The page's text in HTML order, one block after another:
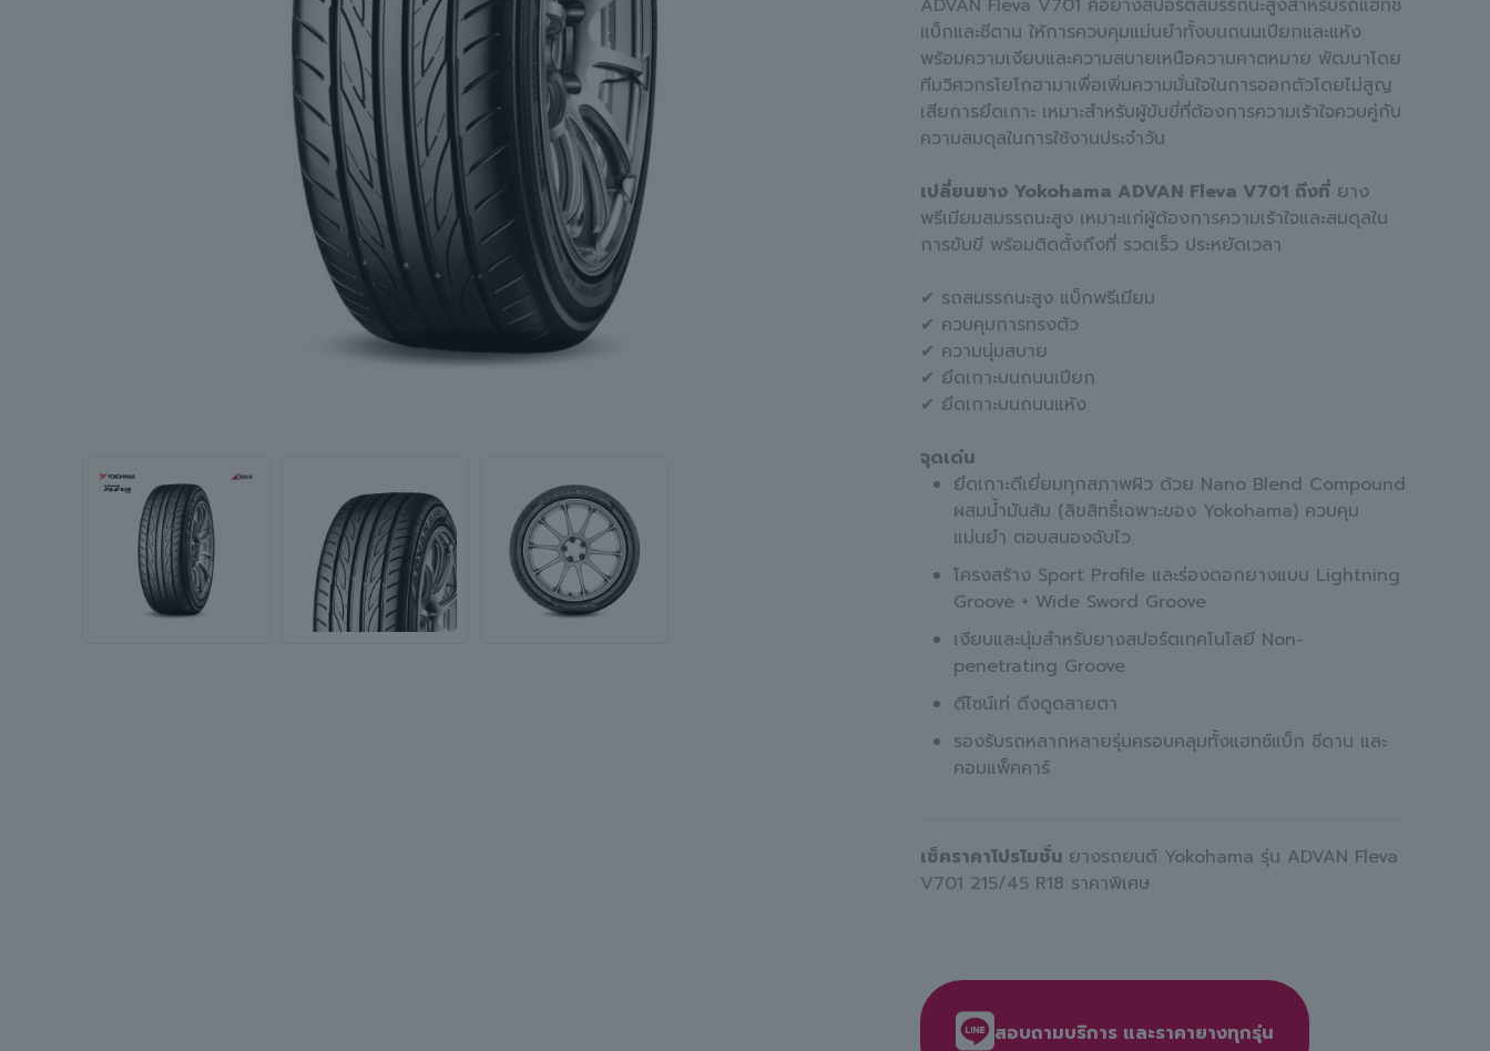
ADVAN Fleva V701 คือยางสปอร์ตสมรรถนะสูงสำหรับรถแฮทช์
แบ็กและซีดาน ให้การควบคุมแม่นยำทั้งบนถนนเปียกและแห้ง
พร้อมความเงียบและความสบายเหนือความคาดหมาย พัฒนาโดย
ทีมวิศวกรโยโกฮามาเพื่อเพิ่มความมั่นใจในการออกตัวโดยไม่สูญ
เสียการยึดเกาะ เหมาะสำหรับผู้ขับขี่ที่ต้องการความเร้าใจควบคู่กับ
ความสมดุลในการใช้งานประจำวัน
เปลี่ยนยาง Yokohama ADVAN Fleva V701 ถึงที่ ยาง
พรีเมียมสมรรถนะสูง เหมาะแก่ผู้ต้องการความเร้าใจและสมดุลใน
การขับขี พร้อมติดตั้งถึงที่ รวดเร็ว ประหยัดเวลา
✔ รถสมรรถนะสูง แบ็กพรีเมียม
✔ ควบคุมการทรงตัว
✔ ความนุ่มสบาย
✔ ยึดเกาะบนถนนเปียก
✔ ยึดเกาะบนถนนแห้ง
จุดเด่น
ยึดเกาะดีเยี่ยมทุกสภาพผิว ด้วย Nano Blend Compound
ผสมน้ำมันส้ม (ลิขสิทธิ์เฉพาะของ Yokohama) ควบคุม
แม่นยำ ตอบสนองฉับไว
โครงสร้าง Sport Profile และร่องดอกยางแบบ Lightning
Groove + Wide Sword Groove
เงียบและนุ่มสำหรับยางสปอร์ตเทคโนโลยี Non-
penetrating Groove
ดีไซน์เท่ ดึงดูดสายตา
รองรับรถหลากหลายรุ่นครอบคลุมทั้งแฮทช์แบ็ก ซีดาน และ
คอมแพ็คคาร์
เช็คราคาโปรโมชั่น ยางรถยนต์ Yokohama รุ่น ADVAN Fleva
V701 215/45 R18 ราคาพิเศษ
สอบถามบริการ และราคายางทุกรุ่น